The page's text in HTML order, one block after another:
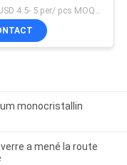
modes
Price: USD 4.5- 5 per/ pcs MOQ:10
monocristallin
a mené la route